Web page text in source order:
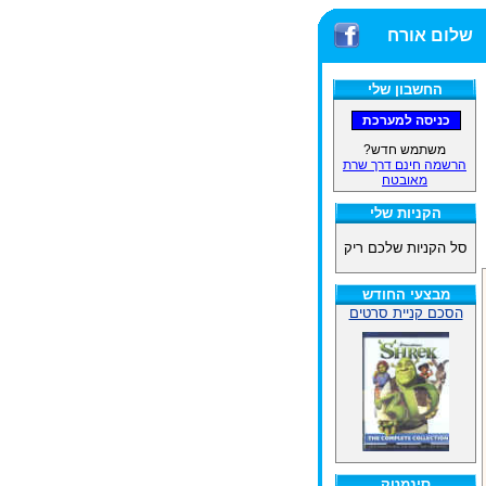
שלום אורח
החשבון שלי
משתמש חדש?
הרשמה חינם דרך שרת
מאובטח
הקניות שלי
סל הקניות שלכם ריק
מבצעי החודש
הסכם קניית סרטים